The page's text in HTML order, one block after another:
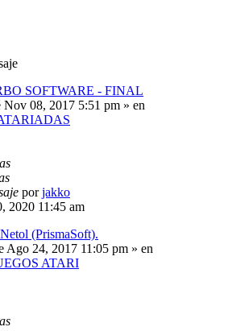
SOFTWARE - FINAL
Nov 08, 2017 5:51 pm » en
porjakko
2020 11:45 am
(PrismaSoft).
Ago 24, 2017 11:05 pm » en
ATARI